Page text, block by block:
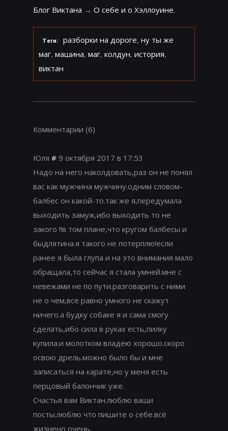
Блог Виктана → О себе и о Хэллоуине.
Теги: разборки на дороге, ну ты же
маг, машина, маг, колдун, история,
виктан
Комментарии (6)
Юля # 9 октября 2017 в 17:53
Надо на него наколдовать,раз он не понял
вас как мужчина мужчину.одним словом-
балбес он какой-то.так же я,передумала
выходить замуж,ибо выходить то не
закого !!в том плане,что кругом балбесы и
быдлятина.я такого не потерплю!если
ранее я была глупа и на это внимания мало
обращала,то сейчас я стала умней.мне с
невежами не по пути.разговарить с ними
не о чем,все равно умного не скажут
ничего.а будку собаке я и сама смогу
сделать,ибо сила в руках есть,пилку
купила.и молотком владею хорошо.скоро
освою дрель.можно было бы и мне
записаться на карате,но у меня есть
перцовый балончик уже.
Счастья вам Виктан.люблю ваши
посты.люблю что пишите о себе.всё
жизнено очень.